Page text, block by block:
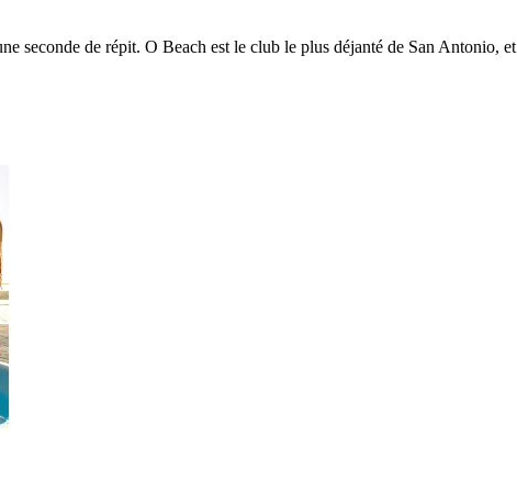
seconde de répit. O Beach est le club le plus déjanté de San Antonio,